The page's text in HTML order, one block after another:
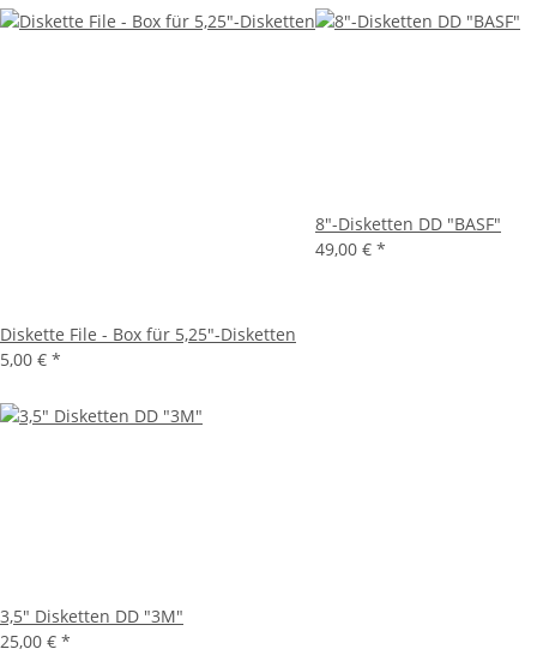
Diskette File - Box für 5,25"-Disketten
5,00 € *
8"-Disketten DD "BASF"
49,00 € *
3,5" Disketten DD "3M"
25,00 € *